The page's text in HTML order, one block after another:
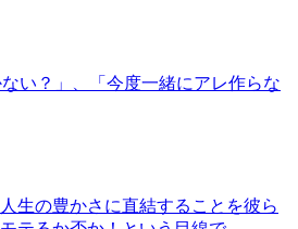
い？」、「今度一緒にアレ作らな
生の豊かさに直結することを彼ら